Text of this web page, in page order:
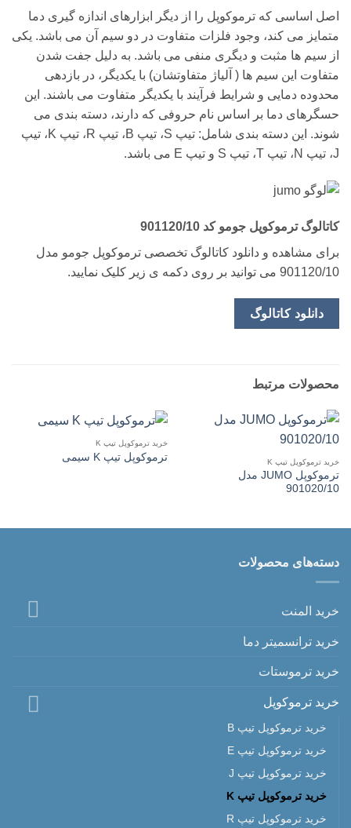
اصل اساسی که ترموکوپل را از دیگر ابزارهای اندازه گیری دما
متمایز می کند، وجود فلزات متفاوت در دو سیم آن می باشد. یکی
از سیم ها مثبت و دیگری منفی می باشد. به دلیل جفت شدن
متفاوت این سیم ها ( آلیاژ متفاوتشان) با یکدیگر، در بازدهی
محدوده دمایی و شرایط فرآیند با یکدیگر متفاوت می باشند. این
حسگرهای دما بر اساس نام حروفی که دارند، دسته بندی می
شوند. این دسته بندی شامل: تیپ S، تیپ B، تیپ R، تیپ K، تیپ
J، تیپ N، تیپ T، تیپ S و تیپ E می باشد.
کاتالوگ ترموکوپل جومو کد 901120/10
برای مشاهده و دانلود کاتالوگ تخصصی ترموکوپل جومو مدل
901120/10 می توانید بر روی دکمه ی زیر کلیک نمایید.
دانلود کاتالوگ
محصولات مرتبط
خرید ترموکوپل تیپ K
ترموکوپل JUMO مدل
901020/10
خرید ترموکوپل تیپ K
ترموکوپل تیپ K سیمی
دسته‌های محصولات
خرید المنت
خرید ترانسمیتر دما
خرید ترموستات
خرید ترموکوپل
خرید ترموکوپل تیپ B
خرید ترموکوپل تیپ E
خرید ترموکوپل تیپ J
خرید ترموکوپل تیپ K
خرید ترموکوپل تیپ R